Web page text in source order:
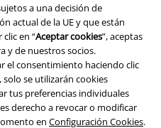
a una decisión de
actual de la UE y que están
en “Aceptar cookies”, aceptas
y de nuestros socios.
el consentimiento haciendo clic
solo se utilizarán cookies
tus preferencias individuales
derecho a revocar o modificar
en Configuración Cookies.
del medioambiente